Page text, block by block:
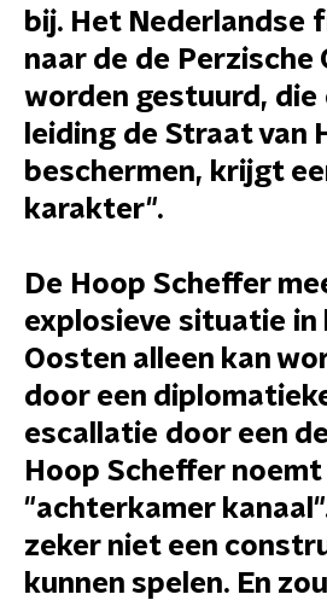
bij. Het Nederlandse
naar de de Perzische
worden gestuurd, die
leiding de Straat van
beschermen, krijgt
karakter".
De Hoop Scheffer
explosieve situatie in
Oosten alleen kan
door een
escallatie door een
Hoop Scheffer
"achterkamer
zeker niet een
kunnen spelen. En